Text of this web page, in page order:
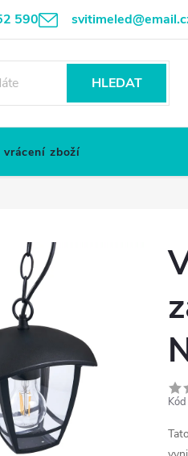
590
HLEDAT
vrácení zboží